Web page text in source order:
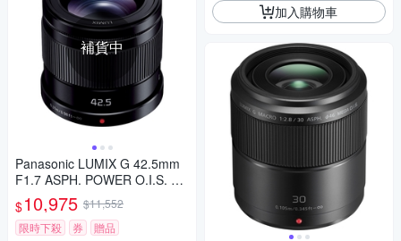
補貨中
Panasonic LUMIX G 42.5mm
F1.7 ASPH. POWER O.I.S. 大
光圈 定焦鏡頭 公司貨
$10,975 $11,552
限時下殺
券 贈品
加入購物車